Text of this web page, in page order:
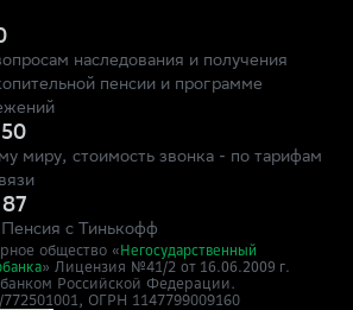
наследования и получения
пенсии и программе
миру, стоимость звонка - по тарифам
с Тинькофф
общество « Негосударственный
» Лицензия №41/2 от 16.06.2009 г.
Российской Федерации.
ОГРН 1147799009160